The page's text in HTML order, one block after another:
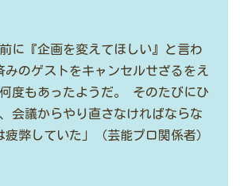
前に『企画を変えてほしい』と言わ
みのゲストをキャンセルせざるをえ
度もあったようだ。
そのたびにひ
会議からやり直さなければならな
疲弊していた」（芸能プロ関係者）